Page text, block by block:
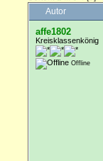
Autor
affe1802
Kreisklassenkönig
Offline